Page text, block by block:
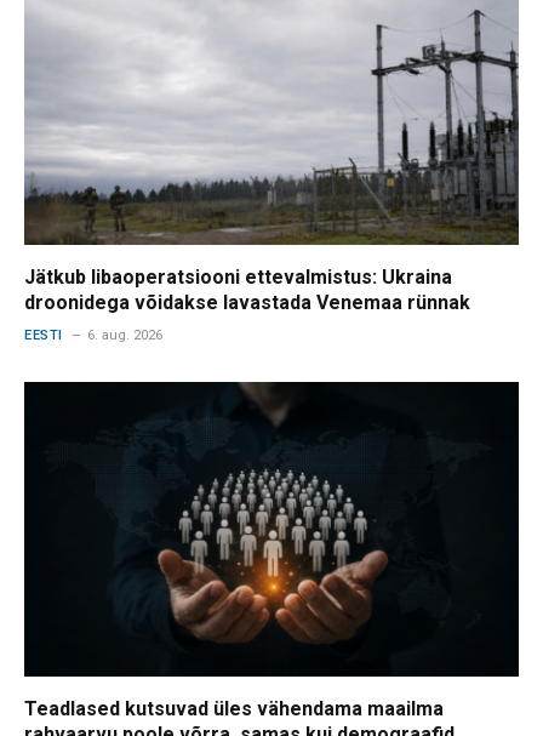
Jätkub libaoperatsiooni ettevalmistus: Ukraina
droonidega võidakse lavastada Venemaa rünnak
EESTI 6. aug. 2026
Teadlased kutsuvad üles vähendama maailma